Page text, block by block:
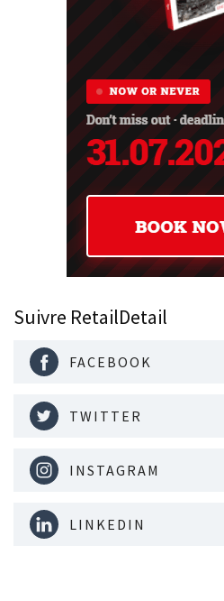
Suivre RetailDetail
FACEBOOK
TWITTER
INSTAGRAM
LINKEDIN